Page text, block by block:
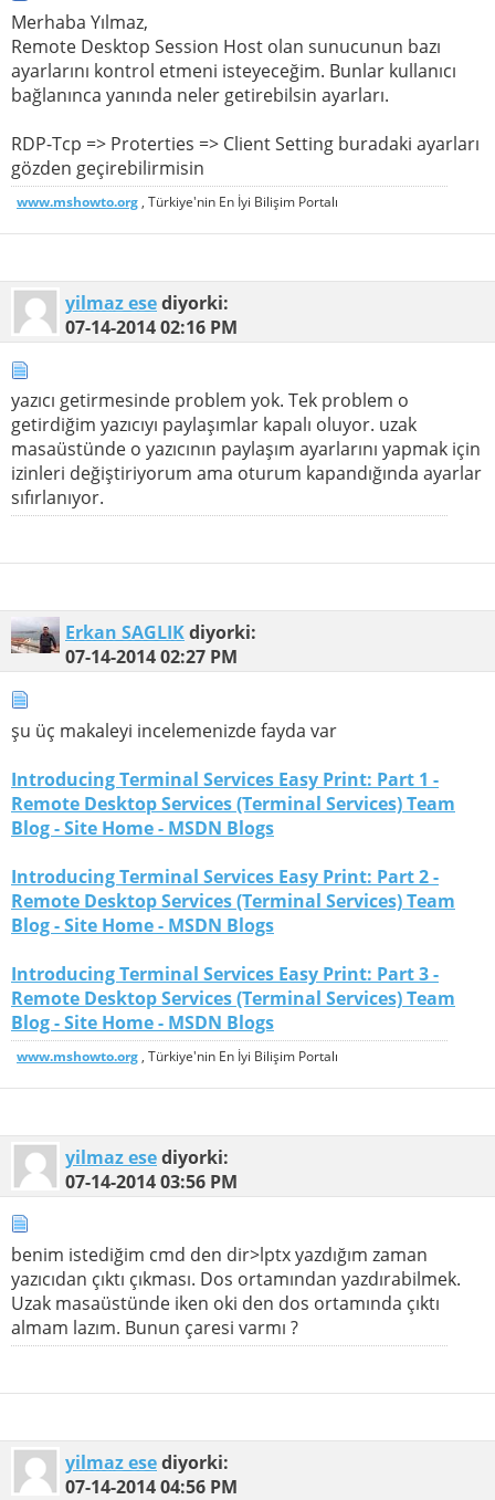
Merhaba Yılmaz,
Remote Desktop Session Host olan sunucunun bazı
ayarlarını kontrol etmeni isteyeceğim. Bunlar kullanıcı
bağlanınca yanında neler getirebilsin ayarları.
RDP-Tcp => Proterties => Client Setting buradaki ayarları
gözden geçirebilirmisin
www.mshowto.org , Türkiye'nin En İyi Bilişim Portalı
yilmaz esediyorki:
07-14-201402:16 PM
yazıcı getirmesinde problem yok. Tek problem o
getirdiğim yazıcıyı paylaşımlar kapalı oluyor. uzak
masaüstünde o yazıcının paylaşım ayarlarını yapmak için
izinleri değiştiriyorum ama oturum kapandığında ayarlar
sıfırlanıyor.
Erkan SAGLIKdiyorki:
07-14-201402:27 PM
şu üç makaleyi incelemenizde fayda var
Introducing Terminal Services Easy Print: Part 1 -
Remote Desktop Services (Terminal Services) Team
Blog - Site Home - MSDN Blogs
Introducing Terminal Services Easy Print: Part 2 -
Remote Desktop Services (Terminal Services) Team
Blog - Site Home - MSDN Blogs
Introducing Terminal Services Easy Print: Part 3 -
Remote Desktop Services (Terminal Services) Team
Blog - Site Home - MSDN Blogs
www.mshowto.org , Türkiye'nin En İyi Bilişim Portalı
yilmaz esediyorki:
07-14-201403:56 PM
benim istediğim cmd den dir>lptx yazdığım zaman
yazıcıdan çıktı çıkması. Dos ortamından yazdırabilmek.
Uzak masaüstünde iken oki den dos ortamında çıktı
almam lazım. Bunun çaresi varmı ?
yilmaz esediyorki:
07-14-201404:56 PM